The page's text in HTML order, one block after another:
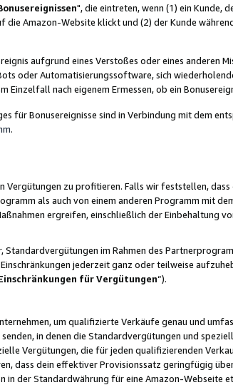
", die eintreten, wenn (1) ein Kunde,
die Amazon-Website klickt und (2) der Kunde
aufgrund eines Verstoßes oder eines anderen
oder Automatisierungssoftware, sich
Einzelfall nach eigenem Ermessen, ob ein
für Bonusereignisse sind in Verbindung mit dem
.
zu profitieren. Falls wir feststellen,
als auch von einem anderen Programm mit
ergreifen, einschließlich der Einbehaltung
im Rahmen des
jederzeit ganz oder teilweise
für Vergütungen“).
um qualifizierte Verkäufe genau und
in denen die Standardvergütungen und
Vergütungen, die für jeden qualifizierenden
dass dein effektiver Provisionssatz geringfügig
der Standardwährung für eine Amazon-Webseite